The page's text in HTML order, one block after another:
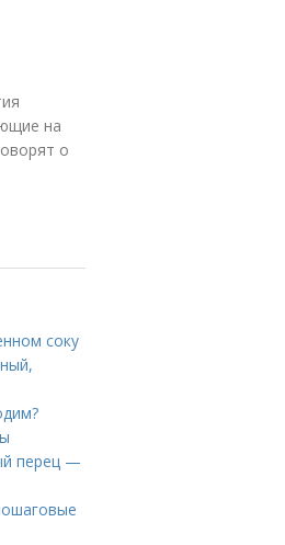
на
о
соку
перец —